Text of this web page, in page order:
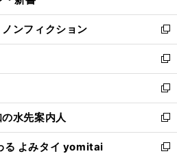
開
く
ウ
で
開
く
ン
ド
ウ
で
開
く
ウ
ィ
ン
ド
ウ
で
開
く
ンフィクション
新
し
い
ウ
ィ
ン
ド
ウ
で
新
し
い
ウ
ィ
ン
ド
新
し
い
ウ
ィ
水先案内人
新
し
い
る よみタイ yomitai
新